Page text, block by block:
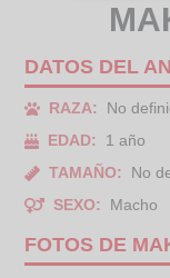
DATOS DEL
RAZA:
No
EDAD:
1 año
TAMAÑO:
No
SEXO:
Macho
FOTOS DE